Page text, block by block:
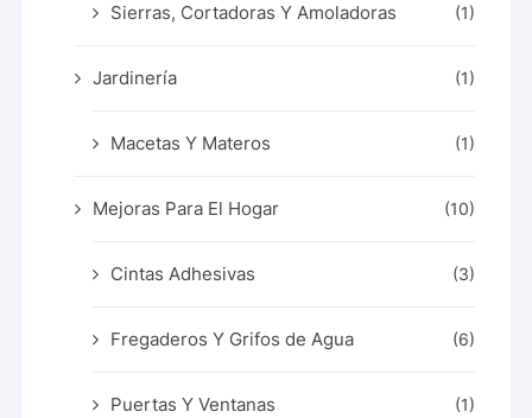
Sierras, Cortadoras Y Amoladoras (1)
Jardinería (1)
Macetas Y Materos (1)
Mejoras Para El Hogar (10)
Cintas Adhesivas (3)
Fregaderos Y Grifos de Agua (6)
Puertas Y Ventanas (1)